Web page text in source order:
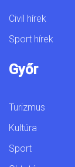
Civil hírek
Sport hírek
Győr
Turizmus
Kultúra
Sport